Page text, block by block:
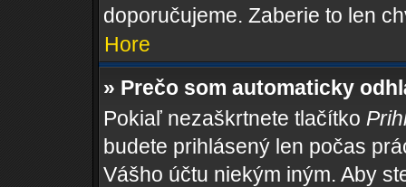
doporučujeme. Zaberie to len
Hore
» Prečo som automaticky
Pokiaľ nezaškrtnete tlačítko
budete prihlásený len počas
Vášho účtu niekým iným. Aby